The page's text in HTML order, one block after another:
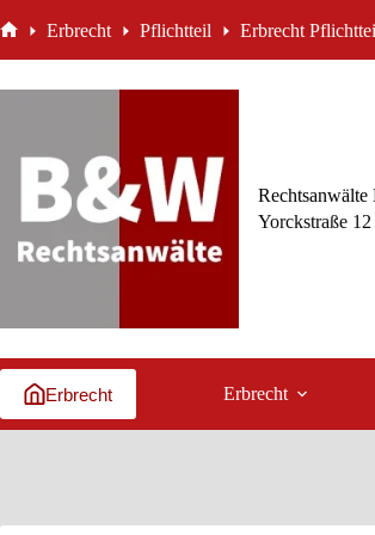
Inhalt Erbrecht Pflichtteil Erbrecht
Yorckstraße
Erbrecht Erbrecht